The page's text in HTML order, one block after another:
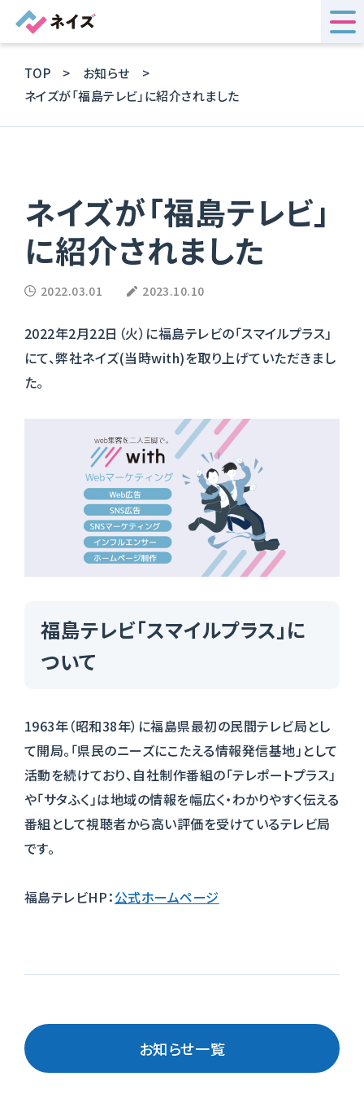
TOP
お知らせ
ネイズが「福島テレビ」に紹介されました
ネイズが「福島テレビ」
に紹介されました
2022.03.01 2023.10.10
2022年2月22日（火）に福島テレビの「スマイルプラス」
にて、弊社ネイズ(当時with)を取り上げていただきまし
た。
福島テレビ「スマイルプラス」に
ついて
1963年（昭和38年）に福島県最初の民間テレビ局とし
て開局。「県民のニーズにこたえる情報発信基地」として
活動を続けており、自社制作番組の「テレポートプラス」
や「サタふく」は地域の情報を幅広く・わかりやすく伝える
番組として視聴者から高い評価を受けているテレビ局
です。
福島テレビHP：公式ホームページ
お知らせ一覧